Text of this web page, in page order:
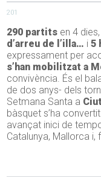
201
290 partits en 4
d’arreu de l’illa… i5
expressament per
s’han mobilitzat a
convivència. És el
de dos anys- dels
Setmana Santa a
bàsquet s’ha
avançat inici de
Catalunya, Mallorca i,